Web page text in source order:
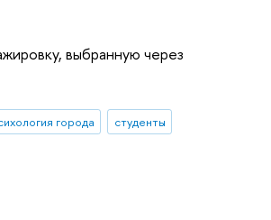
выбранную через
города студенты